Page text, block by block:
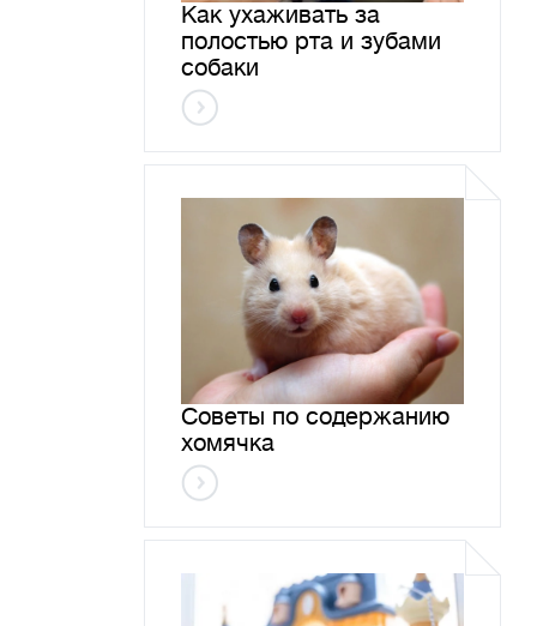
Как ухаживать за
полостью рта и зубами
собаки
Советы по содержанию
хомячка